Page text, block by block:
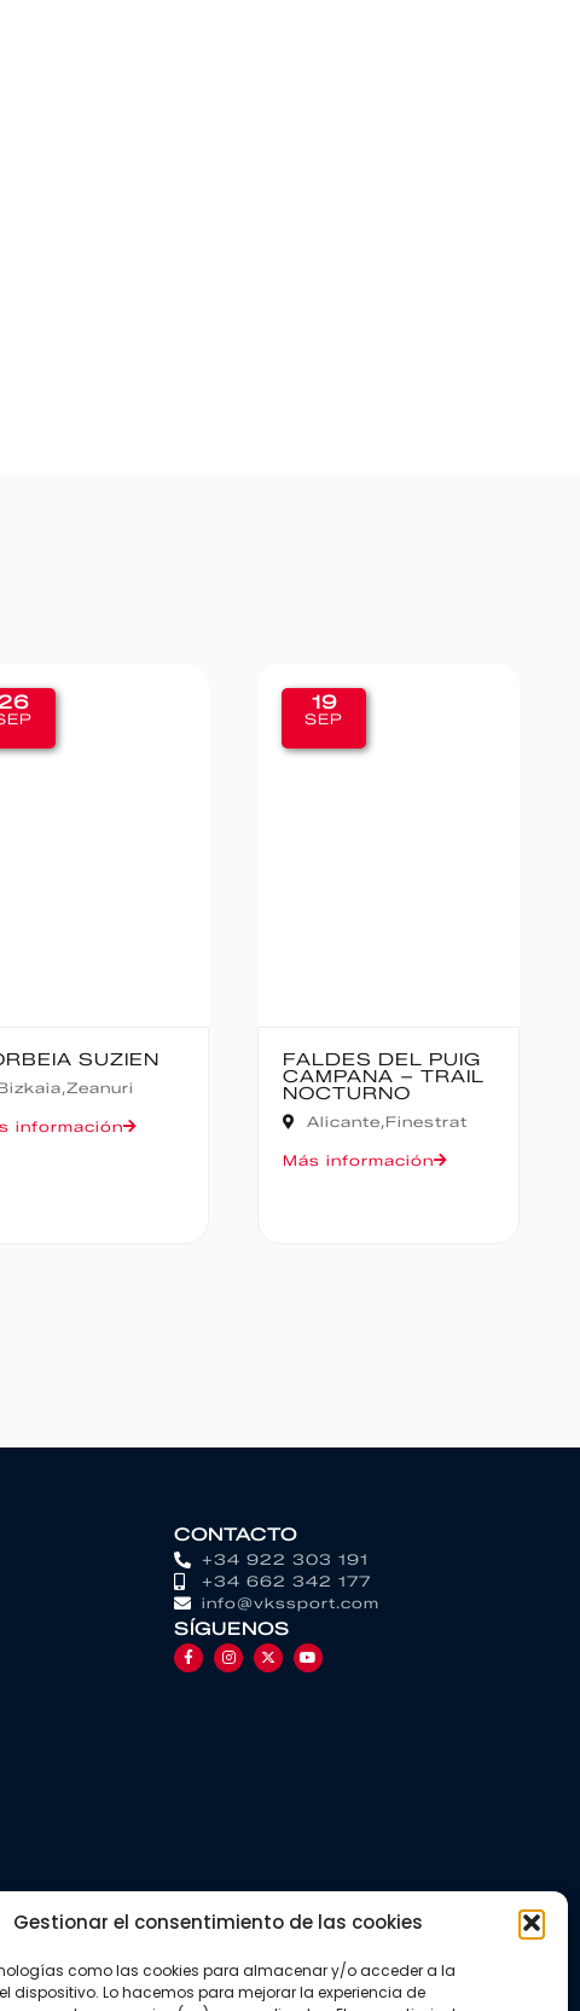
Gestionar el consentimiento de las cookies
como las cookies para almacenar y/o acceder a la
dispositivo. Lo hacemos para mejorar la experiencia de
SUZIEN
Zeanuri
información
19
SEP
FALDES DEL PUIG
CAMPANA – TRAIL
NOCTURNO
Alicante,Finestrat
Más información
CONTACTO
+34 922 303 191
+34 662 342 177
info@vkssport.com
SÍGUENOS